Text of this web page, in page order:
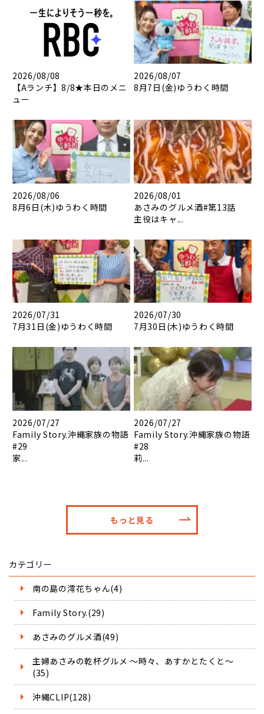
2026/08/08
【Aランチ】8/8★本日のメニ
ュー
2026/08/07
8月7日(金)ゆうわく時間
2026/08/06
8月6日(木)ゆうわく時間
2026/08/01
あさみのグルメ酒#第13話
主役はキャ...
2026/07/31
7月31日(金)ゆうわく時間
2026/07/30
7月30日(木)ゆうわく時間
2026/07/27
Family Story.沖縄家族の物語
#29
家...
2026/07/27
Family Story.沖縄家族の物語
#28
莉...
もっと見る
カテゴリー
南の島の澪花ちゃん(4)
Family Story.(29)
あさみのグルメ酒(49)
主婦あさみの乾杯グルメ ～時々、あすかとたくと～
(35)
沖縄CLIP(128)